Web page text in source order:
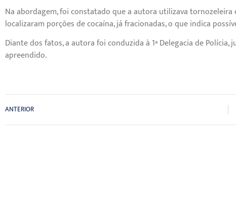
Na abordagem, foi constatado que a autora utilizava
localizaram porções de cocaína, já fracionadas, o que indica
Diante dos fatos, a autora foi conduzida à 1ª Delegacia de
apreendido.
ANTERIOR